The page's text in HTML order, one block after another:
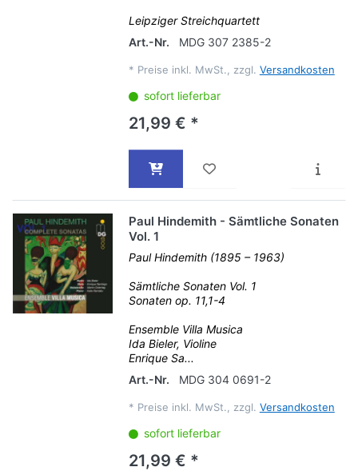
Leipziger Streichquartett
Art.-Nr.
MDG 307 2385-2
* Preise inkl. MwSt., zzgl. Versandkosten
sofort lieferbar
21,99 € *
Paul Hindemith - Sämtliche Sonaten
Vol. 1
Paul Hindemith (1895 – 1963)
Sämtliche Sonaten Vol. 1
Sonaten op. 11,1-4
Ensemble Villa Musica
Ida Bieler, Violine
Enrique Sa...
Art.-Nr.
MDG 304 0691-2
* Preise inkl. MwSt., zzgl. Versandkosten
sofort lieferbar
21,99 € *